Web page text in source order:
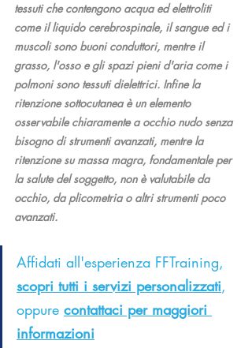
tessuti che contengono acqua ed elettroliti
come il liquido cerebrospinale, il sangue ed i
muscoli sono buoni conduttori, mentre il
grasso, l'osso e gli spazi pieni d'aria come i
polmoni sono tessuti dielettrici. Infine la
ritenzione sottocutanea è un elemento
osservabile chiaramente a occhio nudo senza
bisogno di strumenti avanzati, mentre la
ritenzione su massa magra, fondamentale per
la salute del soggetto, non è valutabile da
occhio, da plicometria o altri strumenti poco
avanzati.
Affidati all'esperienza FFTraining,
scopri tutti i servizi personalizzati,
oppure contattaci per maggiori
informazioni